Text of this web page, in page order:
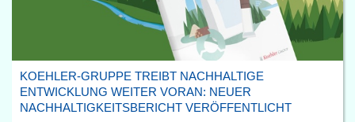
KOEHLER-GRUPPE TREIBT NACHHALTIGE
ENTWICKLUNG WEITER VORAN: NEUER
NACHHALTIGKEITSBERICHT VERÖFFENTLICHT